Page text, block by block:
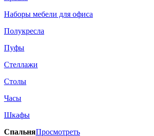
Наборы мебели для офиса
Полукресла
Пуфы
Стеллажи
Столы
Часы
Шкафы
СпальняПросмотреть